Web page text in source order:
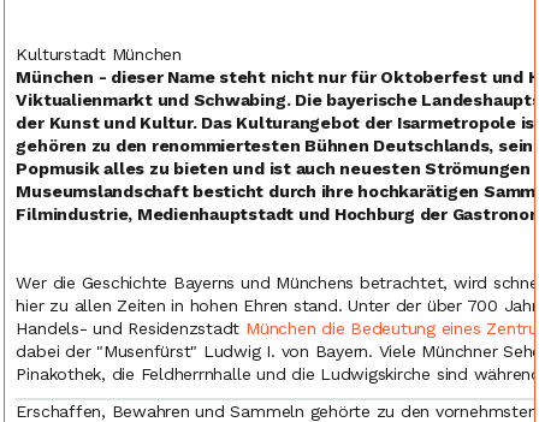
Kulturstadt München
München - dieser Name steht nicht nur für Oktoberfest und
Viktualienmarkt und Schwabing. Die bayerische
der Kunst und Kultur. Das Kulturangebot der Isarmetropole
gehören zu den renommiertesten Bühnen Deutschlands,
Popmusik alles zu bieten und ist auch neuesten
Museumslandschaft besticht durch ihre hochkarätigen
Filmindustrie, Medienhauptstadt und Hochburg der
Wer die Geschichte Bayerns und Münchens betrachtet, wird
hier zu allen Zeiten in hohen Ehren stand. Unter der über 700
Handels- und Residenzstadt München die Bedeutung eines
dabei der "Musenfürst" Ludwig I. von Bayern. Viele Münchner
Pinakothek, die Feldherrnhalle und die Ludwigskirche sind
Erschaffen, Bewahren und Sammeln gehörte zu den